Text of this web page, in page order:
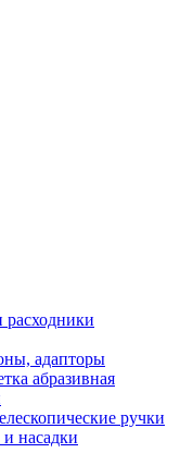
расходники
адапторы
абразивная
ручки
насадки